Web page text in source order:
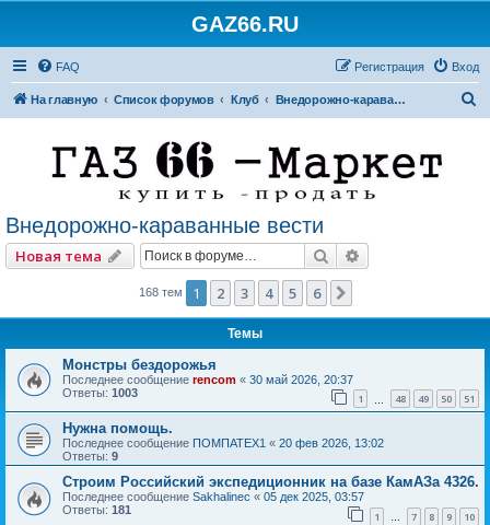
GAZ66.RU
FAQ Вход
Регистрация
На главную Список форумов Клуб Внедорожно-караванные вести
Внедорожно-караванные вести
Новая тема Поиск
168 тем 1 2 3 4 5 6
Темы
Монстры бездорожья
Последнее сообщение rencom « 30 май 2026, 20:37
Ответы: 1003 1 48 49 50 51
Нужна помощь.
Последнее сообщение ПОМПАТЕХ1 « 20 фев 2026, 13:02
Ответы: 9
Строим Российский экспедиционник на базе КамАЗа 4326.
Последнее сообщение Sakhalinec « 05 дек 2025, 03:57
Ответы: 181 1 … 7 8 9 10